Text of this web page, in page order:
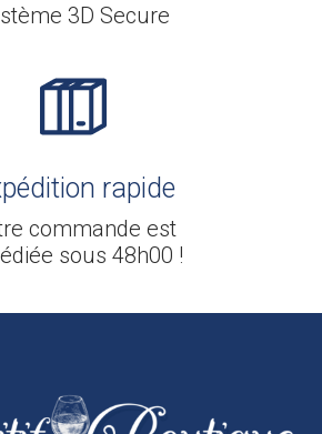
3D Secure
rapide
commande est
sous 48h00 !